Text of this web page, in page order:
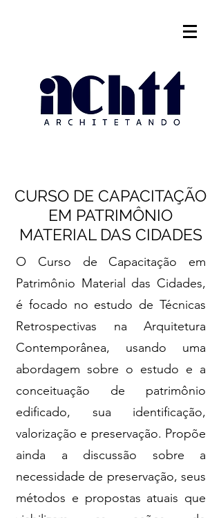
CURSO DE CAPACITAÇÃO
EM PATRIMÔNIO
MATERIAL DAS CIDADES
O Curso de Capacitação em
Patrimônio Material das Cidades,
é focado no estudo de Técnicas
Retrospectivas na Arquitetura
Contemporânea, usando uma
abordagem sobre o estudo e a
conceituação de patrimônio
edificado, sua identificação,
valorização e preservação. Propõe
ainda a discussão sobre a
necessidade de preservação, seus
métodos e propostas atuais que